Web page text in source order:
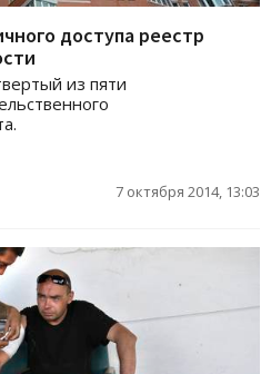
доступа реестр
из пяти
7 октября 2014, 13:03